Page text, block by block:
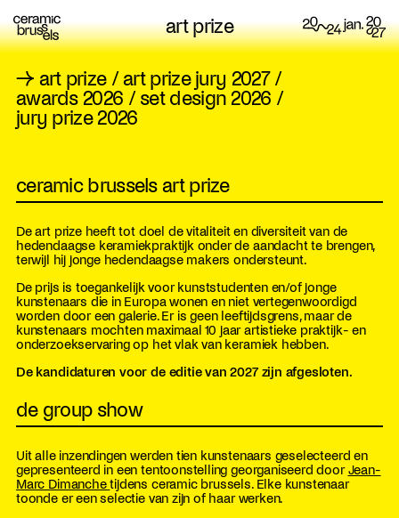
art prize
→ art prize/art prize jury 2027/
awards 2026 / set design 2026 /
jury prize 2026
ceramic brussels art prize
De art prize heeft tot doel de vitaliteit en diversiteit van de
hedendaagse keramiekpraktijk onder de aandacht te brengen,
terwijl hij jonge hedendaagse makers ondersteunt.
De prijs is toegankelijk voor kunststudenten en/of jonge
kunstenaars die in Europa wonen en niet vertegenwoordigd
worden door een galerie. Er is geen leeftijdsgrens, maar de
kunstenaars mochten maximaal 10 jaar artistieke praktijk- en
onderzoekservaring op het vlak van keramiek hebben.
De kandidaturen voor de editie van 2027 zijn afgesloten.
de group show
Uit alle inzendingen werden tien kunstenaars geselecteerd en
gepresenteerd in een tentoonstelling georganiseerd doorJean-
Marc Dimanchetijdens ceramic brussels. Elke kunstenaar
toonde er een selectie van zijn of haar werken.